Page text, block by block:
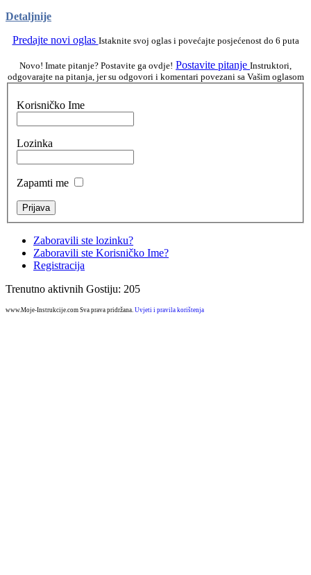
Detaljnije
Predajte novi oglas Istaknite svoj oglas i povećajte posjećenost do 6 puta
Novo! Imate pitanje? Postavite ga ovdje! Postavite pitanje Instruktori,
odgovarajte na pitanja, jer su odgovori i komentari povezani sa Vašim oglasom
Korisničko Ime
Lozinka
Zapamti me
Zaboravili ste lozinku?
Zaboravili ste Korisničko Ime?
Registracija
Trenutno aktivnih Gostiju: 205
www.Moje-Instrukcije.com Sva prava pridržana. Uvjeti i pravila korištenja